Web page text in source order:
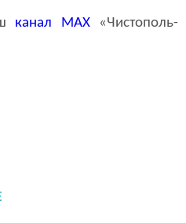
канал MAX«Чистополь-